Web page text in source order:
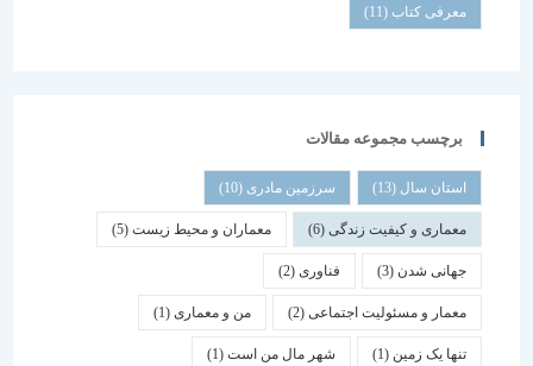
معرفی کتاب(11)
برچسب مجموعه مقالات
استان سال(13) سرزمین مادری(10)
معماری و کیفیت زندگی(6) معماران و محیط زیست(5)
جهانی شدن(3) فناوری (2)
معمار و مسئولیت اجتماعی (2) من و معماری (1)
تنها یک زمین(1) شهر مال من است(1)